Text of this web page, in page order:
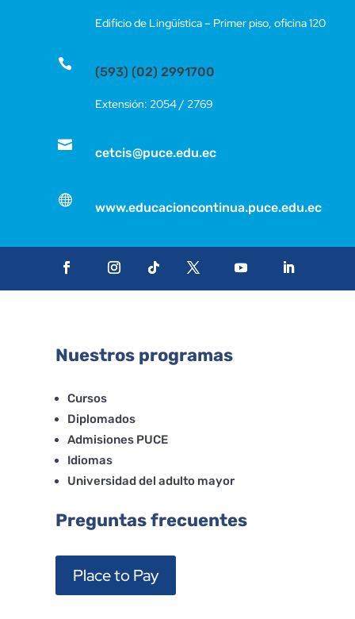
Edificio de Lingüística – Primer piso, oficina 120

(593) (02) 2991700
Extensión: 2054 / 2769

cetcis@puce.edu.ec

www.educacioncontinua.puce.edu.ec
Nuestros programas
Cursos
Diplomados
Admisiones PUCE
Idiomas
Universidad del adulto mayor
Preguntas frecuentes
Place to Pay